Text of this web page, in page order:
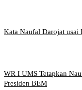
Kata Naufal Darojat
WR I UMS Tetapkan
Presiden BEM